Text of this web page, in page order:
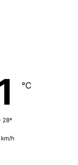
℃
28º
h